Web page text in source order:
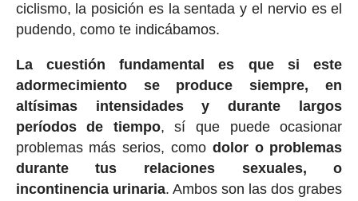
ciclismo, la posición es la sentada y el nervio es el
pudendo, como te indicábamos.
La cuestión fundamental es que si este
adormecimiento se produce siempre, en
altísimas intensidades y durante largos
períodos de tiempo, sí que puede ocasionar
problemas más serios, como dolor o problemas
durante tus relaciones sexuales, o
incontinencia urinaria. Ambos son las dos grabes